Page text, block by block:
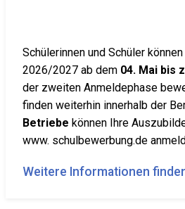
Schülerinnen und Schüler
2026/2027 ab dem 04. Mai bis
der zweiten Anmeldephase
finden weiterhin innerhalb der
Betriebe können Ihre
www. schulbewerbung.de
Weitere Informationen